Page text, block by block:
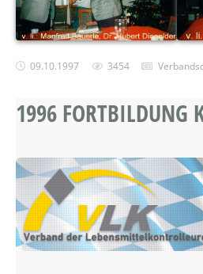
09.10.1997 3454
1996 FORTBILDUNG